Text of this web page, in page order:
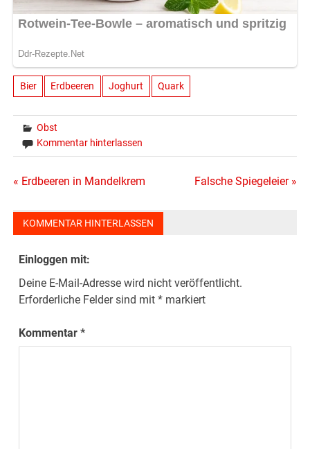
Bier Erdbeeren Joghurt Quark
Obst
Kommentar hinterlassen
Beitragsnavigation
« Erdbeeren in Mandelkrem Falsche Spiegeleier »
KOMMENTAR HINTERLASSEN
Einloggen mit:
Deine E-Mail-Adresse wird nicht veröffentlicht.
Erforderliche Felder sind mit* markiert
Kommentar*